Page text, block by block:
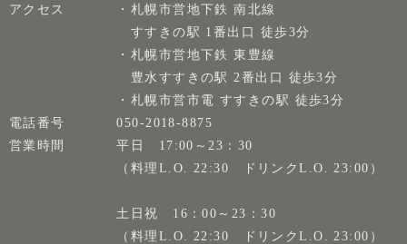
アクセス
・札幌市営地下鉄 南北線
すすきの駅 1番出口 徒歩3分
・札幌市営地下鉄 東豊線
豊水すすきの駅 2番出口 徒歩3分
・札幌市営市電 すすきの駅 徒歩3分
電話番号
050-2018-8875
営業時間
平日 17:00～23：30
（料理L.O. 22:30 ドリンクL.O. 23:00）
土日祝 16：00～23：30
（料理L.O. 22:30 ドリンクL.O. 23:00）